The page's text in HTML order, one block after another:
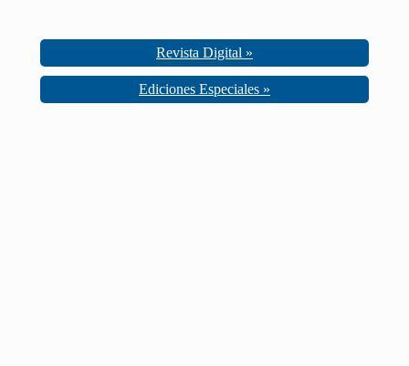
Revista Digital »
Ediciones Especiales »